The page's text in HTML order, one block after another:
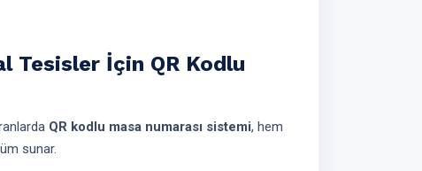
Tesisler İçin QR Kodlu
QR kodlu masa numarası sistemi, hem
sunar.